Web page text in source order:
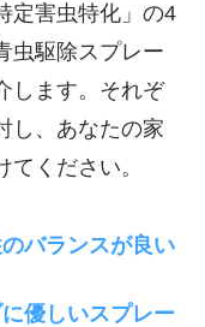
定害虫特化」の4
虫駆除スプレー
します。それぞ
し、あなたの家
ください。
バランスが良い
優しいスプレー